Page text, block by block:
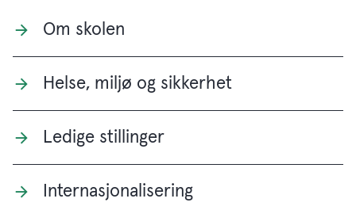
Om skolen
Helse, miljø og sikkerhet
Ledige stillinger
Internasjonalisering